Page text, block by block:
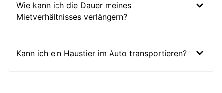
Wie kann ich die Dauer meines
Mietverhältnisses verlängern?
Kann ich ein Haustier im Auto transportieren?